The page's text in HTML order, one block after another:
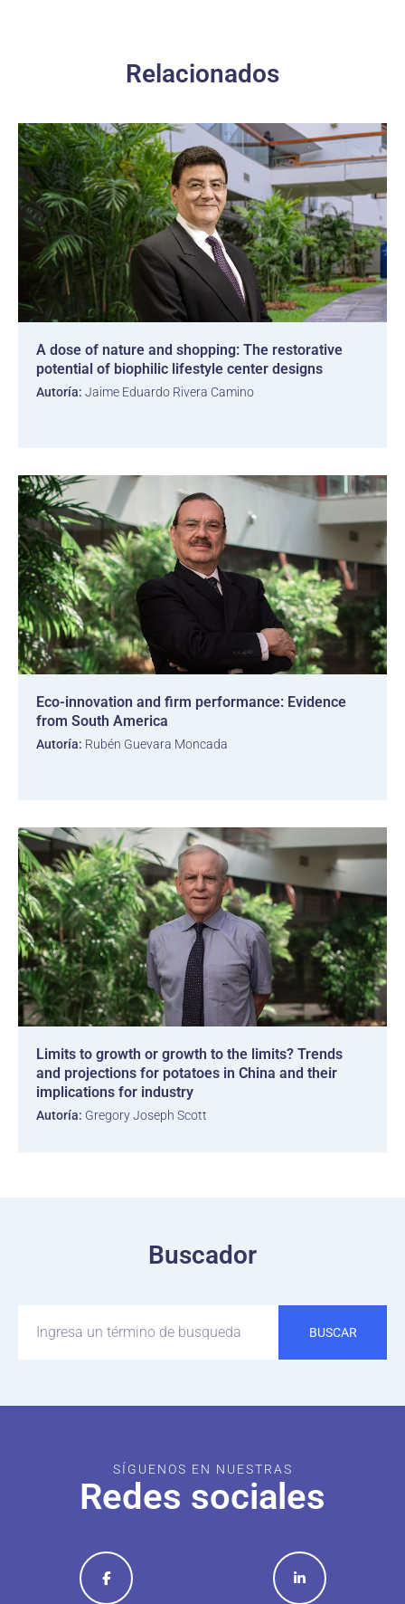
Relacionados
A dose of nature and shopping: The restorative
potential of biophilic lifestyle center designs
Autoría: Jaime Eduardo Rivera Camino
Eco-innovation and firm performance: Evidence
from South America
Autoría: Rubén Guevara Moncada
Limits to growth or growth to the limits? Trends
and projections for potatoes in China and their
implications for industry
Autoría: Gregory Joseph Scott
Buscador
BUSCAR
SÍGUENOS EN NUESTRAS
Redes sociales